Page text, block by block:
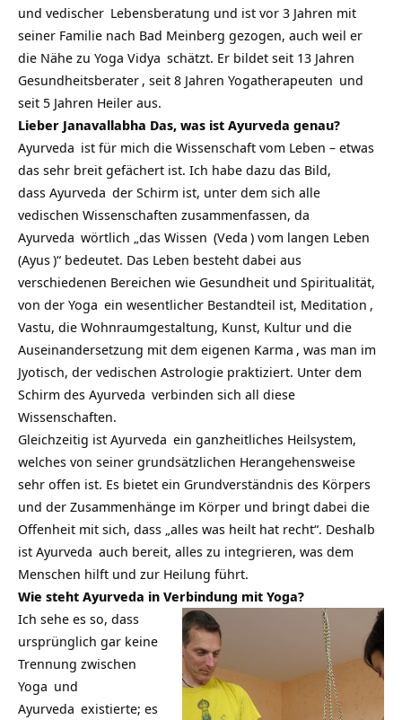
und vedischer Lebensberatung und ist vor 3 Jahren mit
seiner Familie nach Bad Meinberg gezogen, auch weil er
die Nähe zu Yoga Vidya schätzt. Er bildet seit 13 Jahren
Gesundheitsberater , seit 8 Jahren Yogatherapeuten und
seit 5 Jahren Heiler aus.
Lieber Janavallabha Das, was ist Ayurveda genau?
Ayurveda ist für mich die Wissenschaft vom Leben – etwas
das sehr breit gefächert ist. Ich habe dazu das Bild,
dass Ayurveda der Schirm ist, unter dem sich alle
vedischen Wissenschaften zusammenfassen, da
Ayurveda wörtlich „das Wissen (Veda ) vom langen Leben
(Ayus)“ bedeutet. Das Leben besteht dabei aus
verschiedenen Bereichen wie Gesundheit und Spiritualität,
von der Yoga ein wesentlicher Bestandteil ist, Meditation ,
Vastu, die Wohnraumgestaltung, Kunst, Kultur und die
Auseinandersetzung mit dem eigenen Karma , was man im
Jyotisch, der vedischen Astrologie praktiziert. Unter dem
Schirm des Ayurveda verbinden sich all diese
Wissenschaften.
Gleichzeitig ist Ayurveda ein ganzheitliches Heilsystem,
welches von seiner grundsätzlichen Herangehensweise
sehr offen ist. Es bietet ein Grundverständnis des Körpers
und der Zusammenhänge im Körper und bringt dabei die
Offenheit mit sich, dass „alles was heilt hat recht“. Deshalb
ist Ayurveda auch bereit, alles zu integrieren, was dem
Menschen hilft und zur Heilung führt.
Wie steht Ayurveda in Verbindung mit Yoga?
Ich sehe es so, dass
ursprünglich gar keine
Trennung zwischen
Yoga und
Ayurveda existierte; es